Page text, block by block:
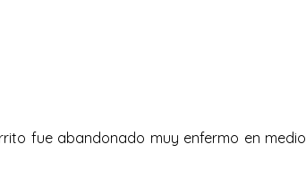
fue abandonado muy enfermo en medio